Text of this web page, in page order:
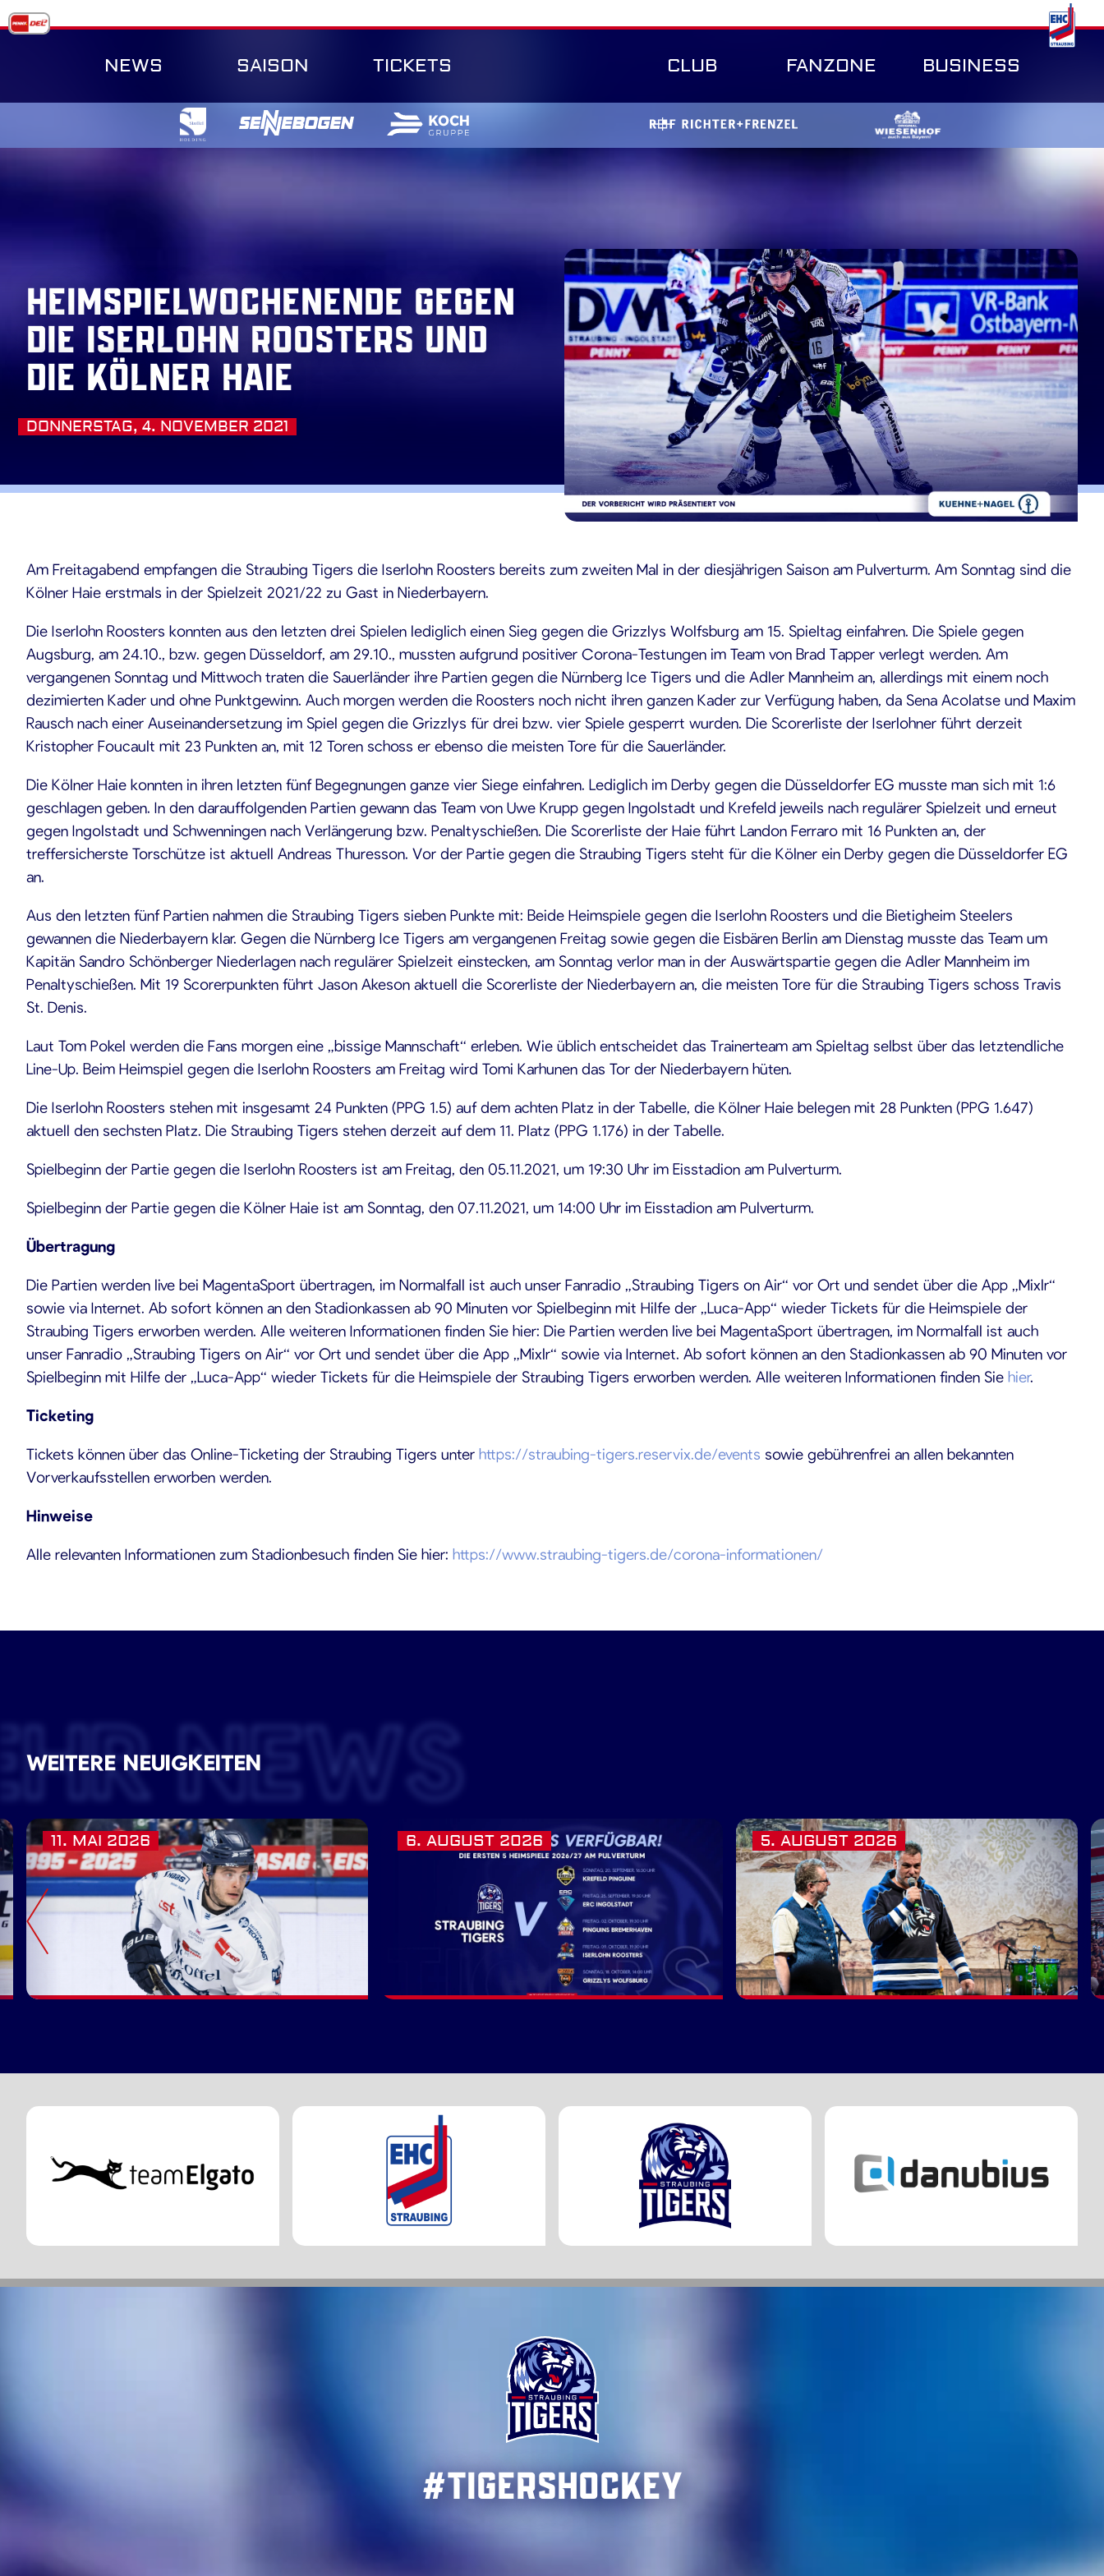
Skip
to
NEWS SAISON TICKETS CLUB FANZONE BUSINESS
Heimspielwochenende gegen
die Iserlohn Roosters und
die Kölner Haie
DONNERSTAG, 4. NOVEMBER 2021
Am Freitagabend empfangen die Straubing Tigers die Iserlohn Roosters bereits zum zweiten Mal in der diesjährigen Saison am Pulverturm. Am Sonntag sind die
Kölner Haie erstmals in der Spielzeit 2021/22 zu Gast in Niederbayern.
Die Iserlohn Roosters konnten aus den letzten drei Spielen lediglich einen Sieg gegen die Grizzlys Wolfsburg am 15. Spieltag einfahren. Die Spiele gegen
Augsburg, am 24.10., bzw. gegen Düsseldorf, am 29.10., mussten aufgrund positiver Corona-Testungen im Team von Brad Tapper verlegt werden. Am
vergangenen Sonntag und Mittwoch traten die Sauerländer ihre Partien gegen die Nürnberg Ice Tigers und die Adler Mannheim an, allerdings mit einem noch
dezimierten Kader und ohne Punktgewinn. Auch morgen werden die Roosters noch nicht ihren ganzen Kader zur Verfügung haben, da Sena Acolatse und Maxim
Rausch nach einer Auseinandersetzung im Spiel gegen die Grizzlys für drei bzw. vier Spiele gesperrt wurden. Die Scorerliste der Iserlohner führt derzeit
Kristopher Foucault mit 23 Punkten an, mit 12 Toren schoss er ebenso die meisten Tore für die Sauerländer.
Die Kölner Haie konnten in ihren letzten fünf Begegnungen ganze vier Siege einfahren. Lediglich im Derby gegen die Düsseldorfer EG musste man sich mit 1:6
geschlagen geben. In den darauffolgenden Partien gewann das Team von Uwe Krupp gegen Ingolstadt und Krefeld jeweils nach regulärer Spielzeit und erneut
gegen Ingolstadt und Schwenningen nach Verlängerung bzw. Penaltyschießen. Die Scorerliste der Haie führt Landon Ferraro mit 16 Punkten an, der
treffersicherste Torschütze ist aktuell Andreas Thuresson. Vor der Partie gegen die Straubing Tigers steht für die Kölner ein Derby gegen die Düsseldorfer EG
an.
Aus den letzten fünf Partien nahmen die Straubing Tigers sieben Punkte mit: Beide Heimspiele gegen die Iserlohn Roosters und die Bietigheim Steelers
gewannen die Niederbayern klar. Gegen die Nürnberg Ice Tigers am vergangenen Freitag sowie gegen die Eisbären Berlin am Dienstag musste das Team um
Kapitän Sandro Schönberger Niederlagen nach regulärer Spielzeit einstecken, am Sonntag verlor man in der Auswärtspartie gegen die Adler Mannheim im
Penaltyschießen. Mit 19 Scorerpunkten führt Jason Akeson aktuell die Scorerliste der Niederbayern an, die meisten Tore für die Straubing Tigers schoss Travis
St. Denis.
Laut Tom Pokel werden die Fans morgen eine „bissige Mannschaft“ erleben. Wie üblich entscheidet das Trainerteam am Spieltag selbst über das letztendliche
Line-Up. Beim Heimspiel gegen die Iserlohn Roosters am Freitag wird Tomi Karhunen das Tor der Niederbayern hüten.
Die Iserlohn Roosters stehen mit insgesamt 24 Punkten (PPG 1.5) auf dem achten Platz in der Tabelle, die Kölner Haie belegen mit 28 Punkten (PPG 1.647)
aktuell den sechsten Platz. Die Straubing Tigers stehen derzeit auf dem 11. Platz (PPG 1.176) in der Tabelle.
Spielbeginn der Partie gegen die Iserlohn Roosters ist am Freitag, den 05.11.2021, um 19:30 Uhr im Eisstadion am Pulverturm.
Spielbeginn der Partie gegen die Kölner Haie ist am Sonntag, den 07.11.2021, um 14:00 Uhr im Eisstadion am Pulverturm.
Übertragung
Die Partien werden live bei MagentaSport übertragen, im Normalfall ist auch unser Fanradio „Straubing Tigers on Air“ vor Ort und sendet über die App „Mixlr“
sowie via Internet. Ab sofort können an den Stadionkassen ab 90 Minuten vor Spielbeginn mit Hilfe der „Luca-App“ wieder Tickets für die Heimspiele der
Straubing Tigers erworben werden. Alle weiteren Informationen finden Sie hier: Die Partien werden live bei MagentaSport übertragen, im Normalfall ist auch
unser Fanradio „Straubing Tigers on Air“ vor Ort und sendet über die App „Mixlr“ sowie via Internet. Ab sofort können an den Stadionkassen ab 90 Minuten vor
Spielbeginn mit Hilfe der „Luca-App“ wieder Tickets für die Heimspiele der Straubing Tigers erworben werden. Alle weiteren Informationen finden Sie hier.
Ticketing
Tickets können über das Online-Ticketing der Straubing Tigers unter https://straubing-tigers.reservix.de/events sowie gebührenfrei an allen bekannten
Vorverkaufsstellen erworben werden.
Hinweise
Alle relevanten Informationen zum Stadionbesuch finden Sie hier: https://www.straubing-tigers.de/corona-informationen/
WEITERE NEUIGKEITENNEWS
6. AUGUST 2026 5. AUGUST 2026
11. MAI 2026
#TigersHockey